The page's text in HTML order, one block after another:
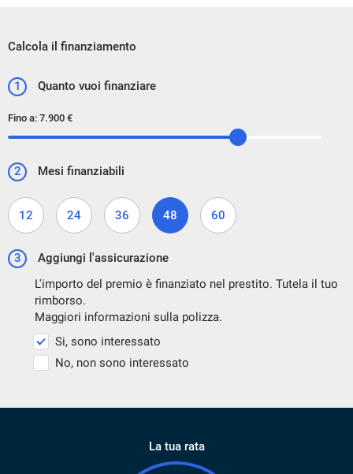
Calcola il finanziamento
1 Quanto vuoi finanziare
Fino a: 7.900 €
2 Mesi finanziabili
12 24 36 48 60
3
Aggiungi l'assicurazione
L'importo del premio è finanziato nel prestito. Tutela il tuo
rimborso.
Maggiori informazioni sulla polizza.
Si, sono interessato
No, non sono interessato
La tua rata